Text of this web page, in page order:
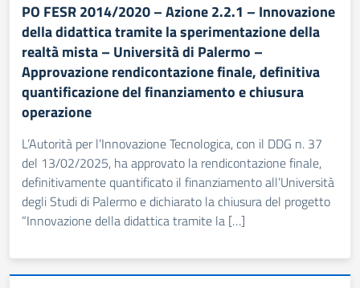
PO FESR 2014/2020 – Azione 2.2.1 – Innovazione
della didattica tramite la sperimentazione della
realtà mista – Università di Palermo –
Approvazione rendicontazione finale, definitiva
quantificazione del finanziamento e chiusura
operazione
L’Autorità per l’Innovazione Tecnologica, con il DDG n. 37
del 13/02/2025, ha approvato la rendicontazione finale,
definitivamente quantificato il finanziamento all’Università
degli Studi di Palermo e dichiarato la chiusura del progetto
“Innovazione della didattica tramite la […]